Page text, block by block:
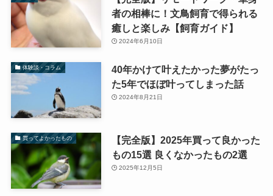
者の相棒に！文鳥飼育で得られる
癒しと楽しみ【飼育ガイド】
2024年6月10日
体験談・コラム
40年かけて叶えたかった夢がたっ
た5年でほぼ叶ってしまった話
2024年8月21日
買ってよかったもの
【完全版】2025年買って良かった
もの15選 良くなかったもの2選
2025年12月5日